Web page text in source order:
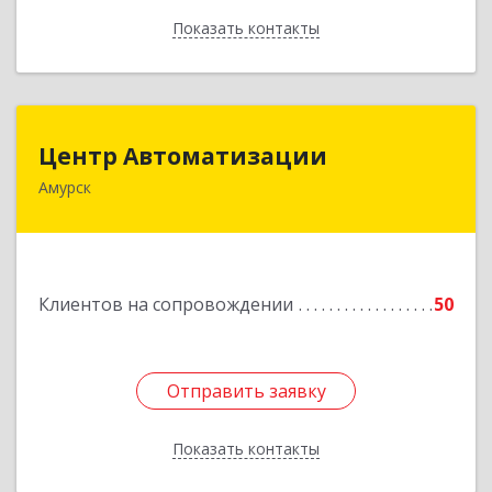
Показать контакты
Назад
Центр Автоматизации
Амурск
Клиентов на сопровождении 50
Отправить заявку
Показать контакты
682640, Хабаровский край, Амурск г, Мира пр-
Отправить заявку
Назад